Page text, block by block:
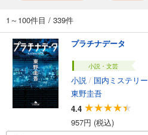
1～100件目 / 339件
プラチナデータ
小説・文芸
小説 / 国内ミステリー
東野圭吾
4.4
957円 (税込)